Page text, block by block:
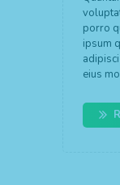
porro
ipsum
eius